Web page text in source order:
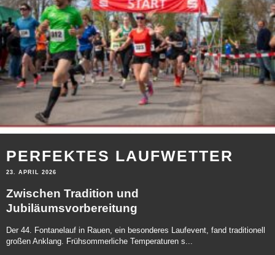
PERFEKTES LAUFWETTER
23. APRIL 2026
Zwischen Tradition und
Jubiläumsvorbereitung
Der 44. Fontanelauf in Rauen, ein besonderes Laufevent, fand traditionell
großen Anklang. Frühsommerliche Temperaturen s...